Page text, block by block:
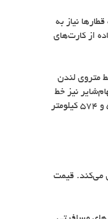
نیاز به
از کارت‌های
شده است. در هفته بیشتر از 3 میلیون نفر توسط متروی لندن
نیز خط
دارد. طول متروی لندن به 400 کیلومتر می‌رسد و سومین متروی طولانی در جهان به شمار می‌رود. رتبه اول و دوم متعلق به متروهای شانگهای و پکن چین به ترتیب با طول 588 و 574 کیلومتر
می‌کند. قیمت